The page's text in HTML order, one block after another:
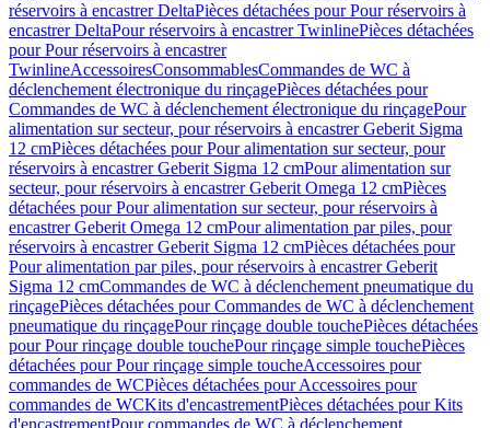
réservoirs à encastrer DeltaPièces détachées pour Pour réservoirs à
encastrer DeltaPour réservoirs à encastrer TwinlinePièces détachées
pour Pour réservoirs à encastrer
TwinlineAccessoiresConsommablesCommandes de WC à
déclenchement électronique du rinçagePièces détachées pour
Commandes de WC à déclenchement électronique du rinçagePour
alimentation sur secteur, pour réservoirs à encastrer Geberit Sigma
12 cmPièces détachées pour Pour alimentation sur secteur, pour
réservoirs à encastrer Geberit Sigma 12 cmPour alimentation sur
secteur, pour réservoirs à encastrer Geberit Omega 12 cmPièces
détachées pour Pour alimentation sur secteur, pour réservoirs à
encastrer Geberit Omega 12 cmPour alimentation par piles, pour
réservoirs à encastrer Geberit Sigma 12 cmPièces détachées pour
Pour alimentation par piles, pour réservoirs à encastrer Geberit
Sigma 12 cmCommandes de WC à déclenchement pneumatique du
rinçagePièces détachées pour Commandes de WC à déclenchement
pneumatique du rinçagePour rinçage double touchePièces détachées
pour Pour rinçage double touchePour rinçage simple touchePièces
détachées pour Pour rinçage simple toucheAccessoires pour
commandes de WCPièces détachées pour Accessoires pour
commandes de WCKits d'encastrementPièces détachées pour Kits
d'encastrementPour commandes de WC à déclenchement